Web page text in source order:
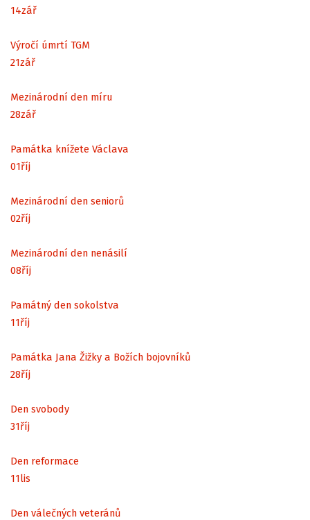
14zář
Výročí úmrtí TGM
21zář
Mezinárodní den míru
28zář
Památka knížete Václava
01říj
Mezinárodní den seniorů
02říj
Mezinárodní den nenásilí
08říj
Památný den sokolstva
11říj
Památka Jana Žižky a Božích bojovníků
28říj
Den svobody
31říj
Den reformace
11lis
Den válečných veteránů